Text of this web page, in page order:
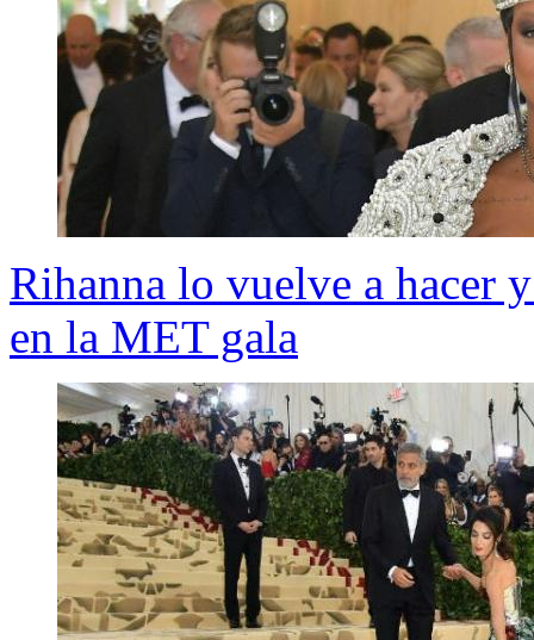
Rihanna lo vuelve a hacer
en la MET gala